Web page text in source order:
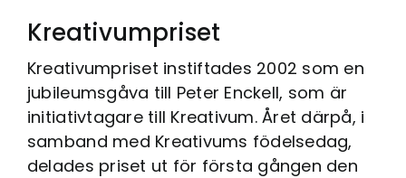
Kreativumpriset
Kreativumpriset instiftades 2002 som en
jubileumsgåva till Peter Enckell, som är
initiativtagare till Kreativum. Året därpå, i
samband med Kreativums födelsedag,
delades priset ut för första gången den